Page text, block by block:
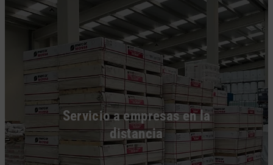
Servicio a empresas en la
distancia